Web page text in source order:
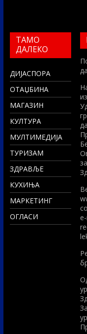
ТАМО
ДАЛЕКО
ДИЈАСПОРА
ОТАЏБИНА
МАГАЗИН
КУЛТУРА
МУЛТИМЕДИЈА
ТУРИЗАМ
ЗДРАВЉЕ
КУХИЊА
МАРКЕТИНГ
ОГЛАСИ